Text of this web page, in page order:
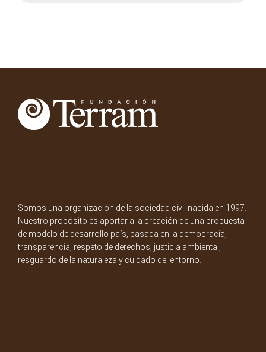
Somos una organización de la sociedad civil nacida en 1997.
Nuestro propósito es aportar a la creación de una propuesta
de modelo de desarrollo país, basada en la democracia,
transparencia, respeto de derechos, justicia ambiental,
resguardo de la naturaleza y cuidado del entorno.